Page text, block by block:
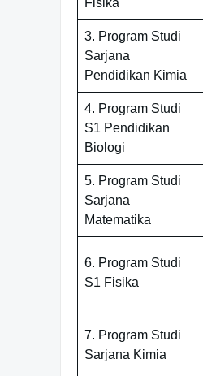
Fisika
3. Program Studi
Sarjana
Pendidikan Kimia
4. Program Studi
S1 Pendidikan
Biologi
5. Program Studi
Sarjana
Matematika
6. Program Studi
S1 Fisika
7. Program Studi
Sarjana Kimia